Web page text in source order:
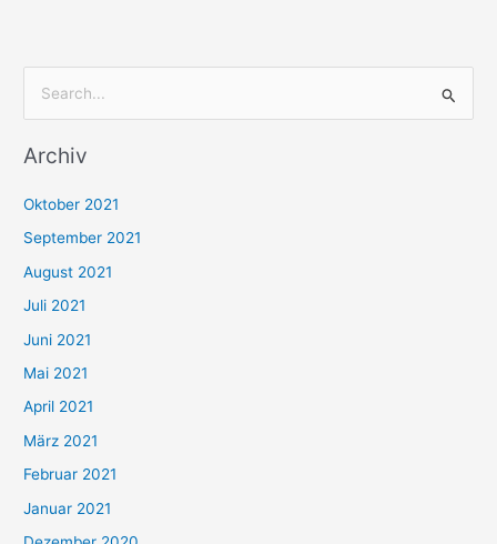
c
n
n
a
c
h
:
Archiv
Oktober 2021
September 2021
August 2021
Juli 2021
Juni 2021
Mai 2021
April 2021
März 2021
Februar 2021
Januar 2021